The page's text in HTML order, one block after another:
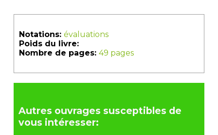
Notations: évaluations
Poids du livre:
Nombre de pages: 49 pages
Autres ouvrages susceptibles de
vous intéresser: